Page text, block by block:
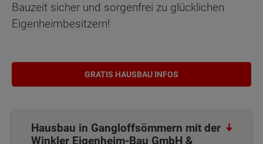
Bauzeit sicher und sorgenfrei zu glücklichen
Eigenheimbesitzern!
GRATIS HAUSBAU INFOS
Hausbau in Gangloffsömmern mit der
Winkler Eigenheim-Bau GmbH &